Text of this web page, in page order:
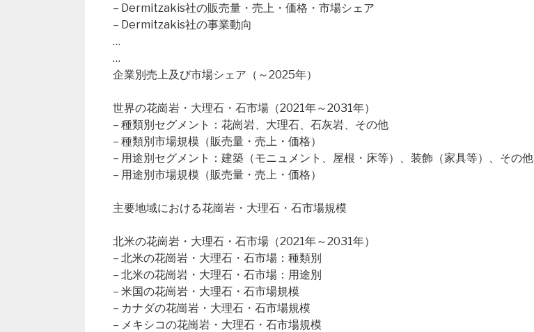
– Dermitzakis社の販売量・売上・価格・市場シェア
– Dermitzakis社の事業動向
…
…
企業別売上及び市場シェア（～2025年）
世界の花崗岩・大理石・石市場（2021年～2031年）
– 種類別セグメント：花崗岩、大理石、石灰岩、その他
– 種類別市場規模（販売量・売上・価格）
– 用途別セグメント：建築（モニュメント、屋根・床等）、装飾（家具等）、その他
– 用途別市場規模（販売量・売上・価格）
主要地域における花崗岩・大理石・石市場規模
北米の花崗岩・大理石・石市場（2021年～2031年）
– 北米の花崗岩・大理石・石市場：種類別
– 北米の花崗岩・大理石・石市場：用途別
– 米国の花崗岩・大理石・石市場規模
– カナダの花崗岩・大理石・石市場規模
– メキシコの花崗岩・大理石・石市場規模